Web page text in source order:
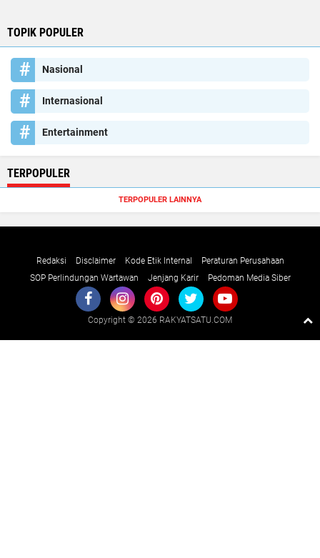
TOPIK POPULER
Nasional
Internasional
Entertainment
TERPOPULER
TERPOPULER LAINNYA
Redaksi Disclaimer Kode Etik Internal
Peraturan Perusahaan
SOP Perlindungan Wartawan
Jenjang Karir Pedoman Media Siber
Copyright © 2026 RAKYATSATU.COM
Raushan